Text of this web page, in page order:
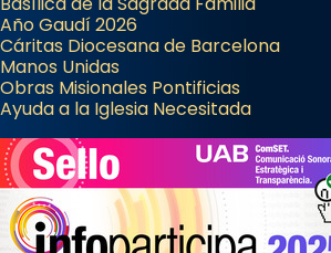
Año Gaudí 2026
Cáritas Diocesana de Barcelona
Manos Unidas
Obras Misionales Pontificias
Ayuda a la Iglesia Necesitada